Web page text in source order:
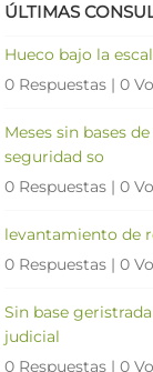
ÚLTIMAS
Hueco bajo la
0 Respuestas | 0
Meses sin bases
seguridad so
0 Respuestas | 0
levantamiento de
0 Respuestas | 0
Sin base
judicial
0 Respuestas | 0